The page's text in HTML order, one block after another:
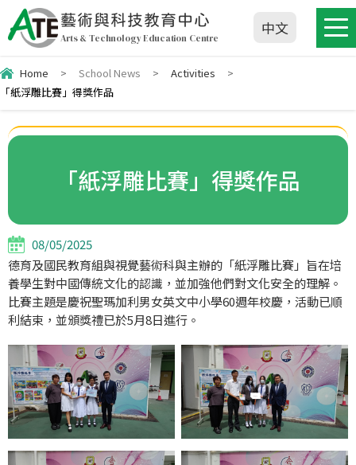
藝術與科技教育中心
Arts & Technology Education Centre
中文
Home > School News > Activities
>
「紙浮雕比賽」得獎作品
「紙浮雕比賽」得獎作品
08/05/2025
德育及國民教育組與視覺藝術科與主辦的「紙浮雕比賽」旨在培
養學生對中國傳統文化的認識，並加強他們對文化安全的理解。
比賽主題是慶祝聖瑪加利男女英文中小學60週年校慶，活動已順
利結束，並頒獎禮已於5月8日進行。